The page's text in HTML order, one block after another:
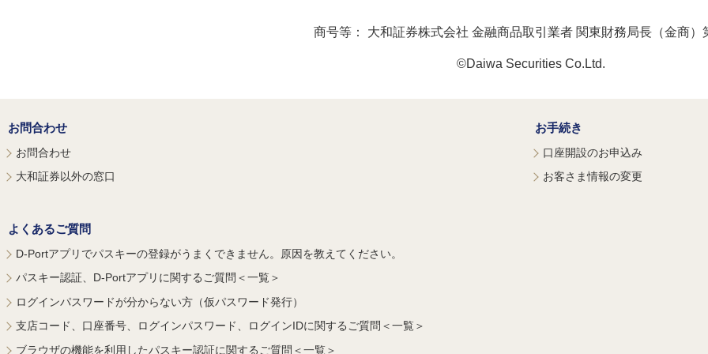
商号等： 大和証券株式会社 金融商品取引業者 関東財務局長（金商）
©Daiwa Securities Co.Ltd.
お問合わせ
お問合わせ
大和証券以外の窓口
お手続き
口座開設のお申込み
お客さま情報の変更
よくあるご質問
D-Portアプリでパスキーの登録がうまくできません。原因を教えてください。
パスキー認証、D-Portアプリに関するご質問＜一覧＞
ログインパスワードが分からない方（仮パスワード発行）
支店コード、口座番号、ログインパスワード、ログインIDに関するご質問＜一覧＞
ブラウザの機能を利用したパスキー認証に関するご質問＜一覧＞